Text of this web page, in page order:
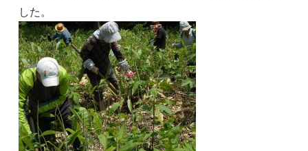
した。